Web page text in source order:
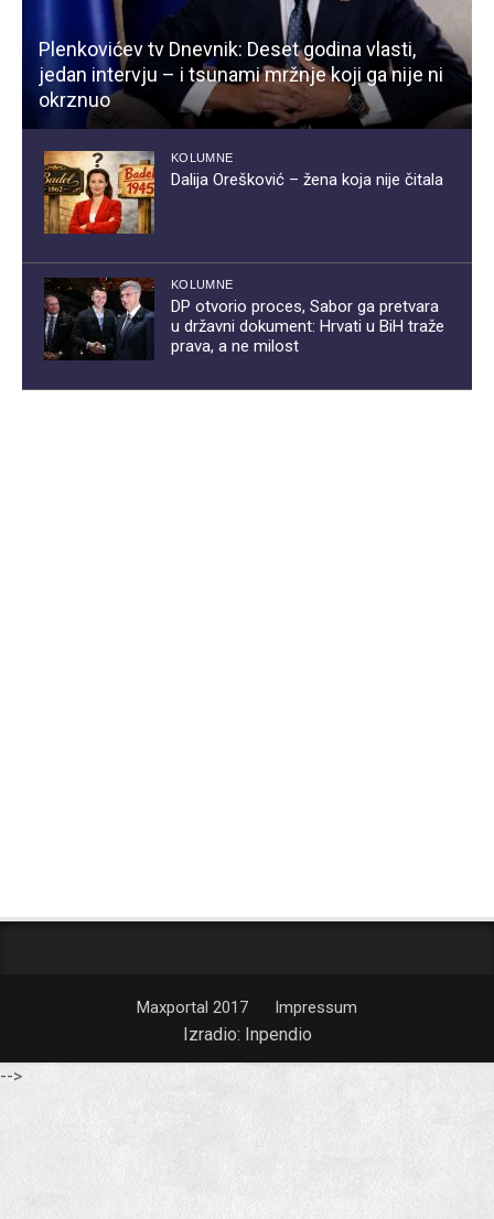
Plenkovićev tv Dnevnik: Deset godina vlasti,
jedan intervju – i tsunami mržnje koji ga nije ni
okrznuo
KOLUMNE
Dalija Orešković – žena koja nije čitala
KOLUMNE
DP otvorio proces, Sabor ga pretvara
u državni dokument: Hrvati u BiH traže
prava, a ne milost
Maxportal 2017 Impressum
Izradio: Inpendio
-->